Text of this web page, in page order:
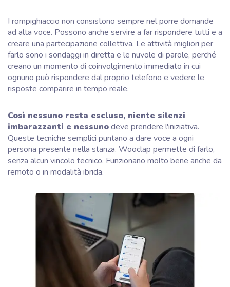
I rompighiaccio non consistono sempre nel porre domande
ad alta voce. Possono anche servire a far rispondere tutti e a
creare una partecipazione collettiva. Le attività migliori per
farlo sono i sondaggi in diretta e le nuvole di parole, perché
creano un momento di coinvolgimento immediato in cui
ognuno può rispondere dal proprio telefono e vedere le
risposte comparire in tempo reale.
Così nessuno resta escluso, niente silenzi
imbarazzanti e nessunodeve prendere l'iniziativa.
Queste tecniche semplici puntano a dare voce a ogni
persona presente nella stanza. Wooclap permette di farlo,
senza alcun vincolo tecnico. Funzionano molto bene anche da
remoto o in modalità ibrida.